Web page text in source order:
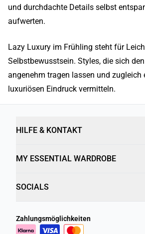
und durchdachte Details selbst
aufwerten.
Lazy Luxury im Frühling steht für
Selbstbewusstsein. Styles, die sich
angenehm tragen lassen und zugleich
luxuriösen Eindruck vermitteln.
HILFE & KONTAKT
MY ESSENTIAL WARDROBE
SOCIALS
Zahlungsmöglichkeiten